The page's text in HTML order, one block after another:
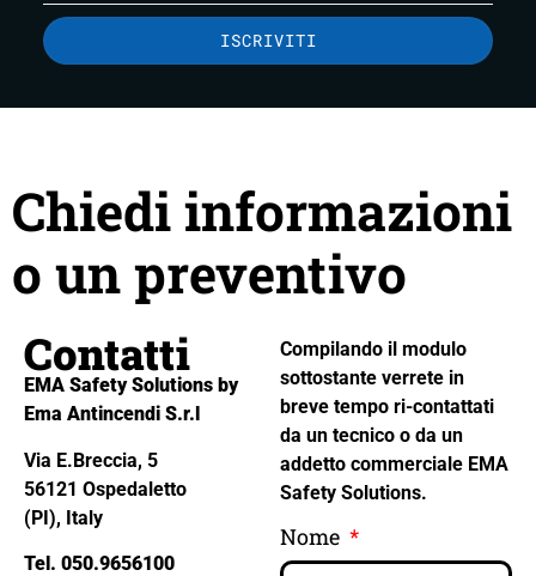
ISCRIVITI
Chiedi informazioni
o un preventivo
Contatti
EMA Safety Solutions by
Ema Antincendi S.r.l
Via E.Breccia, 5
56121 Ospedaletto
(PI), Italy
Tel. 050.9656100
Compilando il modulo
sottostante verrete in
breve tempo ri-contattati
da un tecnico o da un
addetto commerciale EMA
Safety Solutions.
Nome